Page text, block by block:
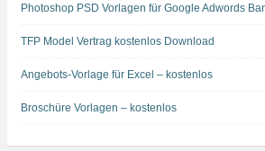
Photoshop PSD Vorlagen für Google Adwords
TFP Model Vertrag kostenlos Download
Angebots-Vorlage für Excel – kostenlos
Broschüre Vorlagen – kostenlos